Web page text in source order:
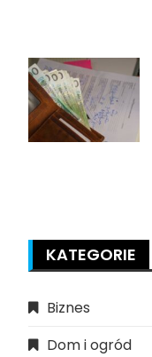
KATEGORIE
Biznes
Dom i ogród